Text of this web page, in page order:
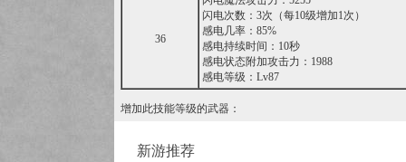
36
闪电次数：3次（每10级增加1次）
感电几率：85%
感电持续时间：10秒
感电状态附加攻击力：1988
感电等级：Lv87
增加此技能等级的武器：
新游推荐